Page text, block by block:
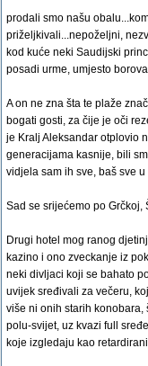
prodali smo našu
priželjkivali...nepoželjni,
kod kuće neki Saudijski
posadi urme, umjesto
A on ne zna šta te plaže
bogati gosti, za čije je oči
je Kralj Aleksandar otplovio
generacijama kasnije, bili
vidjela sam ih sve, baš sve
Sad se srijećemo po Grčkoj,
Drugi hotel mog ranog
kazino i ono zveckanje iz
neki divljaci koji se bahato
uvijek sređivali za večeru,
više ni onih starih konobara,
polu-svijet, uz kvazi full
koje izgledaju kao